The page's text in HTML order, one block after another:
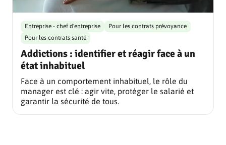
Addictions : identifier et réagir face à un
état inhabituel
Entreprise - chef d'entreprise
Pour les contrats prévoyance
Pour les contrats santé
Face à un comportement inhabituel, le rôle du
manager est clé : agir vite, protéger le salarié et
garantir la sécurité de tous.